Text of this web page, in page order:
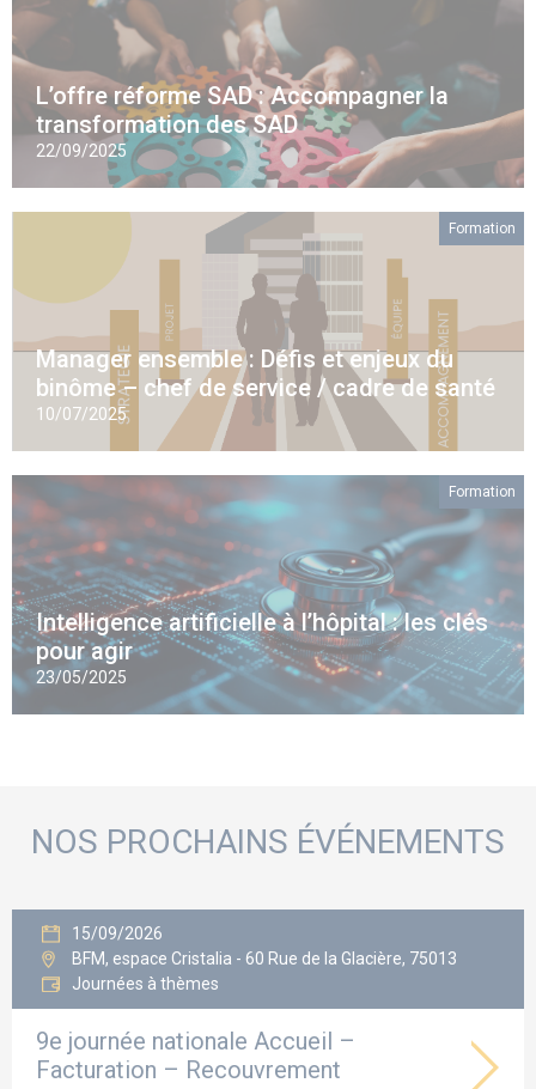
L’offre réforme SAD : Accompagner la
transformation des SAD
22/09/2025
Formation
Manager ensemble : Défis et enjeux du
binôme – chef de service / cadre de santé
10/07/2025
Formation
Intelligence artificielle à l’hôpital : les clés
pour agir
23/05/2025
NOS PROCHAINS ÉVÉNEMENTS
15/09/2026
BFM, espace Cristalia - 60 Rue de la Glacière, 75013
Journées à thèmes
9e journée nationale Accueil –
Facturation – Recouvrement